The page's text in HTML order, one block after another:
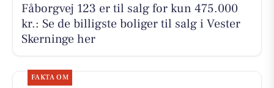
Fåborgvej 123 er til salg for kun 475.000
kr.: Se de billigste boliger til salg i Vester
Skerninge her
FAKTA OM